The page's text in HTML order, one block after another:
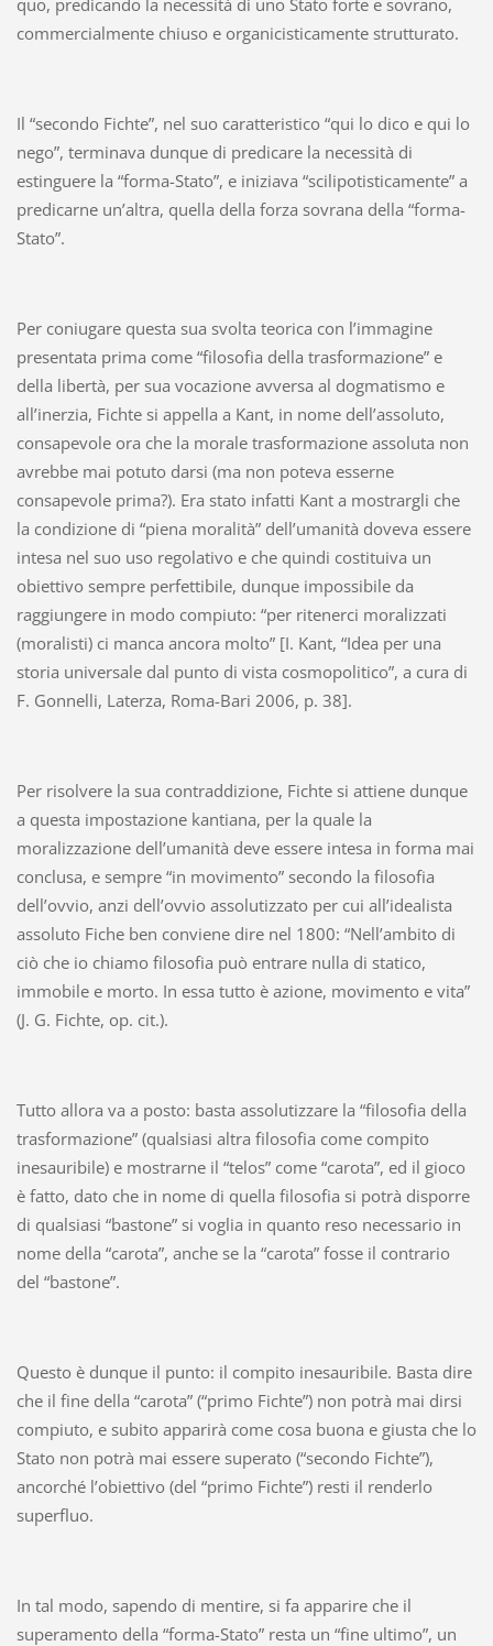
commercialmente chiuso e organicisticamente strutturato.
Il “secondo Fichte”, nel suo caratteristico “qui lo dico e qui lo
nego”, terminava dunque di predicare la necessità di
estinguere la “forma-Stato”, e iniziava “scilipotisticamente” a
predicarne un’altra, quella della forza sovrana della “forma-
Stato”.
Per coniugare questa sua svolta teorica con l’immagine
presentata prima come “filosofia della trasformazione” e
della libertà, per sua vocazione avversa al dogmatismo e
all’inerzia, Fichte si appella a Kant, in nome dell’assoluto,
consapevole ora che la morale trasformazione assoluta non
avrebbe mai potuto darsi (ma non poteva esserne
consapevole prima?). Era stato infatti Kant a mostrargli che
la condizione di “piena moralità” dell’umanità doveva essere
intesa nel suo uso regolativo e che quindi costituiva un
obiettivo sempre perfettibile, dunque impossibile da
raggiungere in modo compiuto: “per ritenerci moralizzati
(moralisti) ci manca ancora molto” [I. Kant, “Idea per una
storia universale dal punto di vista cosmopolitico”, a cura di
F. Gonnelli, Laterza, Roma-Bari 2006, p. 38].
Per risolvere la sua contraddizione, Fichte si attiene dunque
a questa impostazione kantiana, per la quale la
moralizzazione dell’umanità deve essere intesa in forma mai
conclusa, e sempre “in movimento” secondo la filosofia
dell’ovvio, anzi dell’ovvio assolutizzato per cui all’idealista
assoluto Fiche ben conviene dire nel 1800: “Nell’ambito di
ciò che io chiamo filosofia può entrare nulla di statico,
immobile e morto. In essa tutto è azione, movimento e vita”
(J. G. Fichte, op. cit.).
Tutto allora va a posto: basta assolutizzare la “filosofia della
trasformazione” (qualsiasi altra filosofia come compito
inesauribile) e mostrarne il “telos” come “carota”, ed il gioco
è fatto, dato che in nome di quella filosofia si potrà disporre
di qualsiasi “bastone” si voglia in quanto reso necessario in
nome della “carota”, anche se la “carota” fosse il contrario
del “bastone”.
Questo è dunque il punto: il compito inesauribile. Basta dire
che il fine della “carota” (“primo Fichte”) non potrà mai dirsi
compiuto, e subito apparirà come cosa buona e giusta che lo
Stato non potrà mai essere superato (“secondo Fichte”),
ancorché l’obiettivo (del “primo Fichte”) resti il renderlo
superfluo.
In tal modo, sapendo di mentire, si fa apparire che il
superamento della “forma-Stato” resta un “fine ultimo”, un